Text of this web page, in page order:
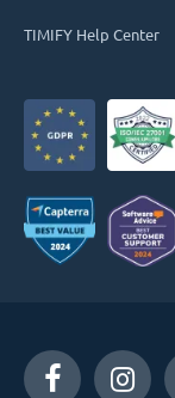
TIMIFY Help Center